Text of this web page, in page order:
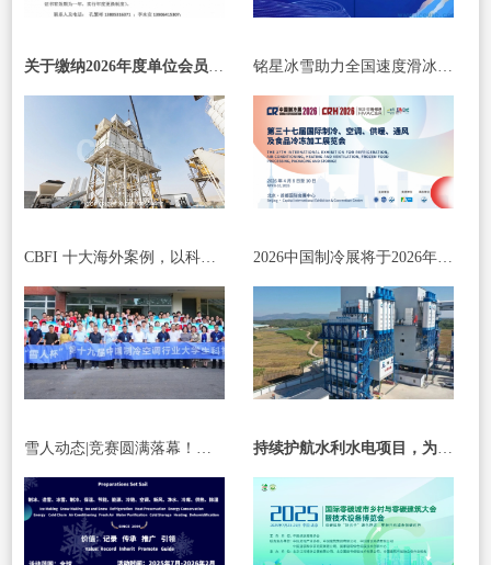
CBFI 十大海外案例，以科技与服务书写国际合作新篇章 2026中国制冷展将于2026年4月8日至10日在北京·首都国际会展中心举办
持续护航水利水电项目，为国家战略工程添砖加瓦！